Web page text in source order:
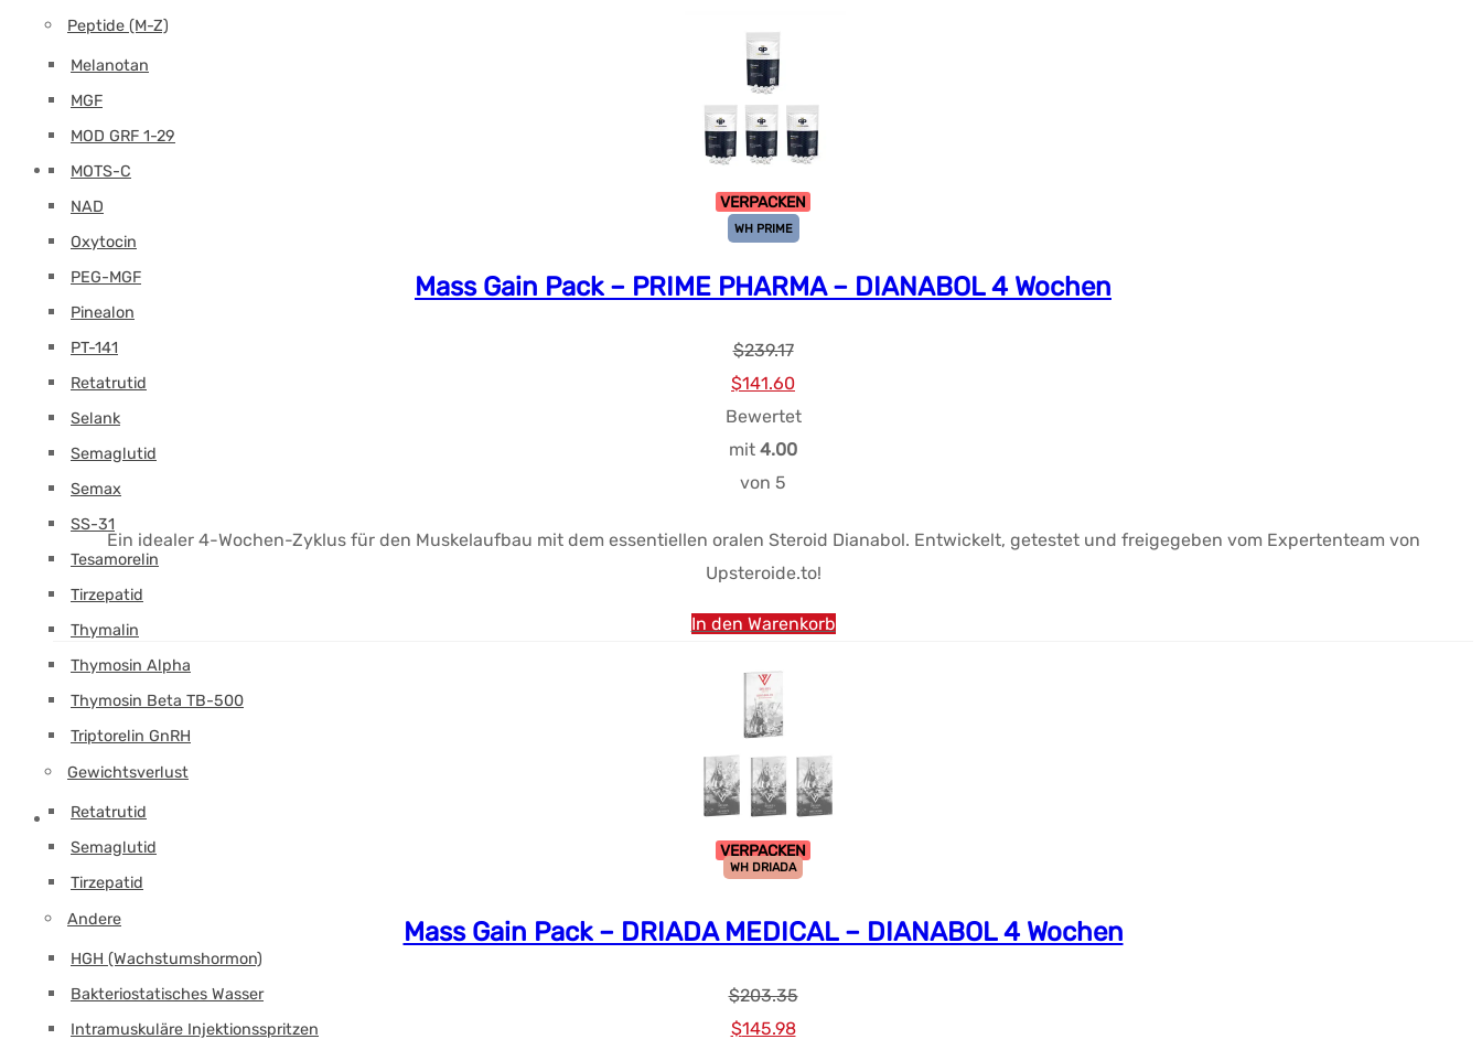
Peptide (M-Z)
Melanotan
MGF
MOD GRF 1-29
MOTS-C
NAD
Oxytocin
PEG-MGF
Pinealon
PT-141
Retatrutid
Selank
Semaglutid
Semax
SS-31
Tesamorelin
Tirzepatid
Thymalin
Thymosin Alpha
Thymosin Beta TB-500
Triptorelin GnRH
Gewichtsverlust
Retatrutid
Semaglutid
Tirzepatid
Andere
HGH (Wachstumshormon)
Bakteriostatisches Wasser
Intramuskuläre Injektionsspritzen
VERPACKEN
WH PRIME
Mass Gain Pack – PRIME PHARMA – DIANABOL 4 Wochen
$239.17
Ursprünglicher
Preis
war:
$239.17.
$141.60Aktueller
Preis:
$141.60.
Bewertet
mit 4.00
von 5
Ein idealer 4-Wochen-Zyklus für den Muskelaufbau mit dem essentiellen oralen Steroid Dianabol. Entwickelt, getestet und freigegeben vom Expertenteam von
Upsteroide.to!
In den Warenkorb
VERPACKEN
WH DRIADA
Mass Gain Pack – DRIADA MEDICAL – DIANABOL 4 Wochen
$203.35
Ursprünglicher
$145.98Aktueller